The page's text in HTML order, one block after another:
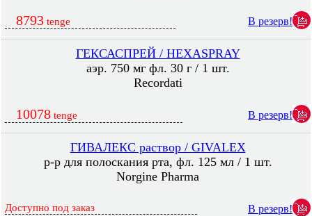
8793 tenge В резерв!
ГЕКСАСПРЕЙ / HEXASPRAY
аэр. 750 мг фл. 30 г / 1 шт.
Recordati
10078 tenge В резерв!
ГИВАЛЕКС раствор / GIVALEX
р-р для полоскания рта, фл. 125 мл / 1 шт.
Norgine Pharma
Доступно под заказ В резерв!